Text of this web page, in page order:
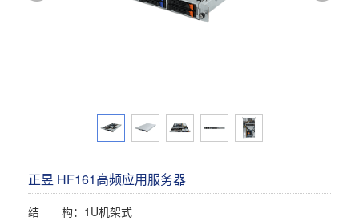
正昱 HF161高频应用服务器
结 构：1U机架式